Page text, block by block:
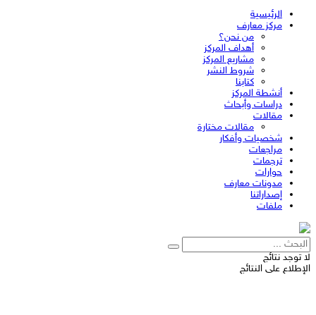
الرئيسية
مركز معارف
من نحن؟
أهداف المركز
مشاريع المركز
شروط النشر
كتابنا
أنشطة المركز
دراسات وأبحاث
مقالات
مقالات مختارة
شخصيات وأفكار
مراجعات
ترجمات
حوارات
مدونات معارف
إصداراتنا
ملفات
لا توجد نتائج
الإطلاع على النتائج